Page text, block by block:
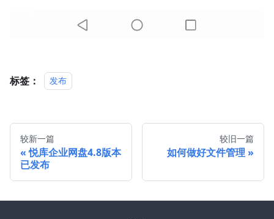
标签： 发布
较新一篇
悦库企业网盘4.8版本
已发布
较旧一篇
如何做好文件管理